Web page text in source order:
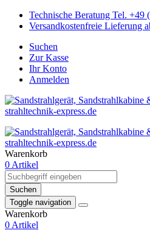
Technische Beratung Tel. +49
Versandkostenfreie Lieferung
Suchen
Zur Kasse
Ihr Konto
Anmelden
Warenkorb
0 Artikel
Suchen
Toggle navigation
Warenkorb
0 Artikel